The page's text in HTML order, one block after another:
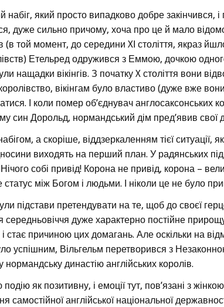
який просто випадково добре закінчився, і
дуже сильно причому, хоча про це й мало
(в той момент, до середини XІ століття, якраз
Етельред одружився з Еммою, дочкою
нащадки вікінгів. З початку X століття вони
вікінгам було властиво (дуже вже
І коли помер об’єднувач англосаксонських
син Дорольд, нормандський дім пред’явив свої
а скоріше, віддзеркаленням тієї ситуації,
виходять на перший план. У радянських
собі привід! Корона не привід, корона –
між Богом і людьми. І ніколи це не було
підстави претендувати на те, щоб до своєї
дуже характерно постійне
причиною цих домагань. Але оскільки на
успішним, Вільгельм перетворився з
династію англійських королів.
як позитивну, і емоції тут, пов’язані з
самостійної англійської національної